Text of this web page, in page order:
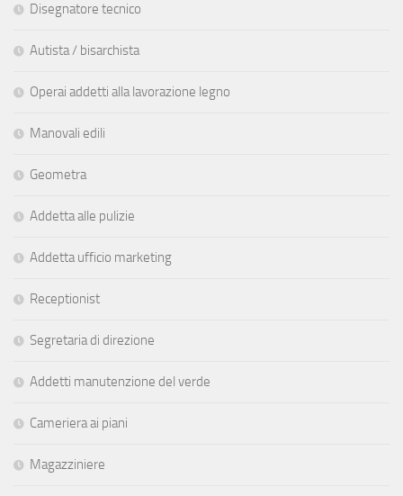
Disegnatore tecnico
Autista / bisarchista
Operai addetti alla lavorazione legno
Manovali edili
Geometra
Addetta alle pulizie
Addetta ufficio marketing
Receptionist
Segretaria di direzione
Addetti manutenzione del verde
Cameriera ai piani
Magazziniere